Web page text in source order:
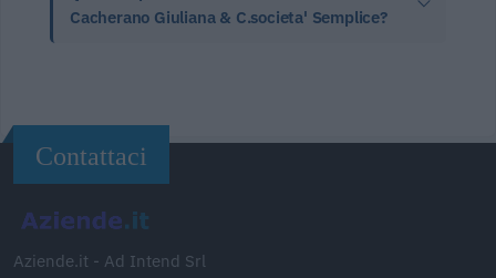
Cacherano Giuliana & C.societa' Semplice?
Contattaci
Aziende.it - Ad Intend Srl